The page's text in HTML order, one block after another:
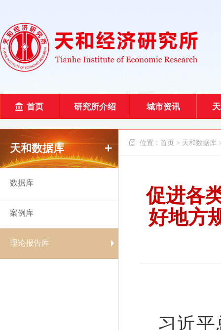
首页 研究所介绍 城市资讯
天和数据库
数据库
案例库
理论报告库
 位置： 首页 > 天和数据库
促进各
好地方
习近平